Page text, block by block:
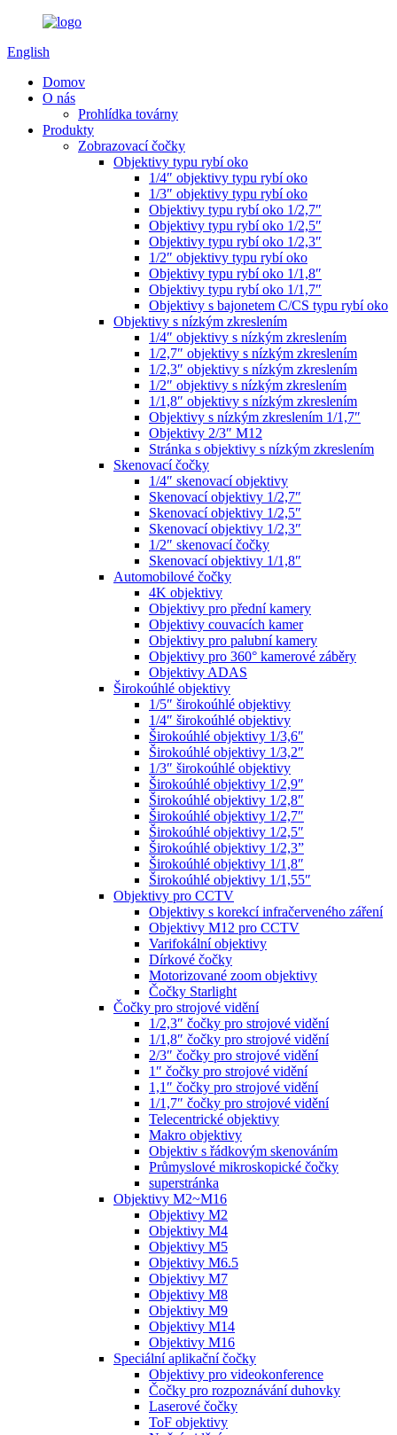
English
Domov
O nás
Prohlídka továrny
Produkty
Zobrazovací čočky
Objektivy typu rybí oko
1/4″ objektivy typu rybí oko
1/3″ objektivy typu rybí oko
Objektivy typu rybí oko 1/2,7″
Objektivy typu rybí oko 1/2,5″
Objektivy typu rybí oko 1/2,3″
1/2″ objektivy typu rybí oko
Objektivy typu rybí oko 1/1,8″
Objektivy typu rybí oko 1/1,7″
Objektivy s bajonetem C/CS typu rybí oko
Objektivy s nízkým zkreslením
1/4″ objektivy s nízkým zkreslením
1/2,7″ objektivy s nízkým zkreslením
1/2,3″ objektivy s nízkým zkreslením
1/2″ objektivy s nízkým zkreslením
1/1,8″ objektivy s nízkým zkreslením
Objektivy s nízkým zkreslením 1/1,7″
Objektivy 2/3″ M12
Stránka s objektivy s nízkým zkreslením
Skenovací čočky
1/4″ skenovací objektivy
Skenovací objektivy 1/2,7″
Skenovací objektivy 1/2,5″
Skenovací objektivy 1/2,3″
1/2″ skenovací čočky
Skenovací objektivy 1/1,8″
Automobilové čočky
4K objektivy
Objektivy pro přední kamery
Objektivy couvacích kamer
Objektivy pro palubní kamery
Objektivy pro 360° kamerové záběry
Objektivy ADAS
Širokoúhlé objektivy
1/5″ širokoúhlé objektivy
1/4″ širokoúhlé objektivy
Širokoúhlé objektivy 1/3,6″
Širokoúhlé objektivy 1/3,2″
1/3″ širokoúhlé objektivy
Širokoúhlé objektivy 1/2,9″
Širokoúhlé objektivy 1/2,8″
Širokoúhlé objektivy 1/2,7″
Širokoúhlé objektivy 1/2,5″
Širokoúhlé objektivy 1/2,3”
Širokoúhlé objektivy 1/1,8″
Širokoúhlé objektivy 1/1,55″
Objektivy pro CCTV
Objektivy s korekcí infračerveného záření
Objektivy M12 pro CCTV
Varifokální objektivy
Dírkové čočky
Motorizované zoom objektivy
Čočky Starlight
Čočky pro strojové vidění
1/2,3″ čočky pro strojové vidění
1/1,8″ čočky pro strojové vidění
2/3″ čočky pro strojové vidění
1″ čočky pro strojové vidění
1,1″ čočky pro strojové vidění
1/1,7″ čočky pro strojové vidění
Telecentrické objektivy
Makro objektivy
Objektiv s řádkovým skenováním
Průmyslové mikroskopické čočky
superstránka
Objektivy M2~M16
Objektivy M2
Objektivy M4
Objektivy M5
Objektivy M6.5
Objektivy M7
Objektivy M8
Objektivy M9
Objektivy M14
Objektivy M16
Speciální aplikační čočky
Objektivy pro videokonference
Čočky pro rozpoznávání duhovky
Laserové čočky
ToF objektivy